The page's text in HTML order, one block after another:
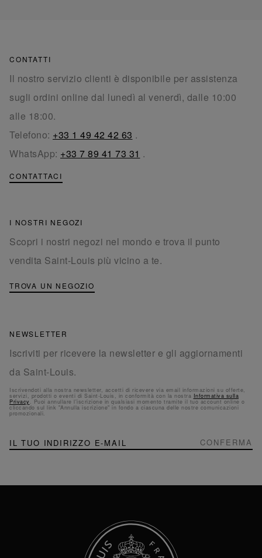
CONTATTI
Il nostro servizio clienti è disponibile per assistenza
sugli ordini online dal lunedì al venerdì, dalle 10:00
alle 18:00.
Telefono: +33 1 49 42 42 63 .
WhatsApp: +33 7 89 41 73 31 .
CONTATTACI
I NOSTRI NEGOZI
Scopri i nostri negozi nel mondo e trova il punto
vendita Saint-Louis più vicino a te.
TROVA UN NEGOZIO
NEWSLETTER
Iscriviti per ricevere la newsletter e gli aggiornamenti
da Saint-Louis.
Iscrivendoti alla nostra newsletter, accetti di ricevere via email informazioni su offerte,
servizi, prodotti o eventi di Saint-Louis, in conformità con la nostra Informativa sulla
Privacy . Puoi annullare l'iscrizione in qualsiasi momento tramite il tuo account online o
cliccando sul link "Annulla iscrizione" in fondo a ciascuna delle nostre comunicazioni
promozionali.
NEWSLETTER
Iscriviti
alla
CONFERMA